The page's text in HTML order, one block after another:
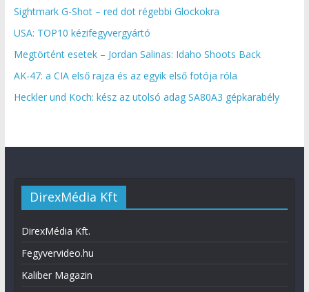
Sightmark G-Shot – red dot régebbi Glockokra
USA: TOP10 kézifegyvergyártó
Megtörtént esetek – Jordan Salinas: Idaho Shoots Back
AK-47: a CIA első rajza és az egyik első fotója róla
Heckler und Koch: kész az utolsó adag SA80A3 gépkarabély
DirexMédia Kft
DirexMédia Kft.
Fegyvervideo.hu
Kaliber Magazin